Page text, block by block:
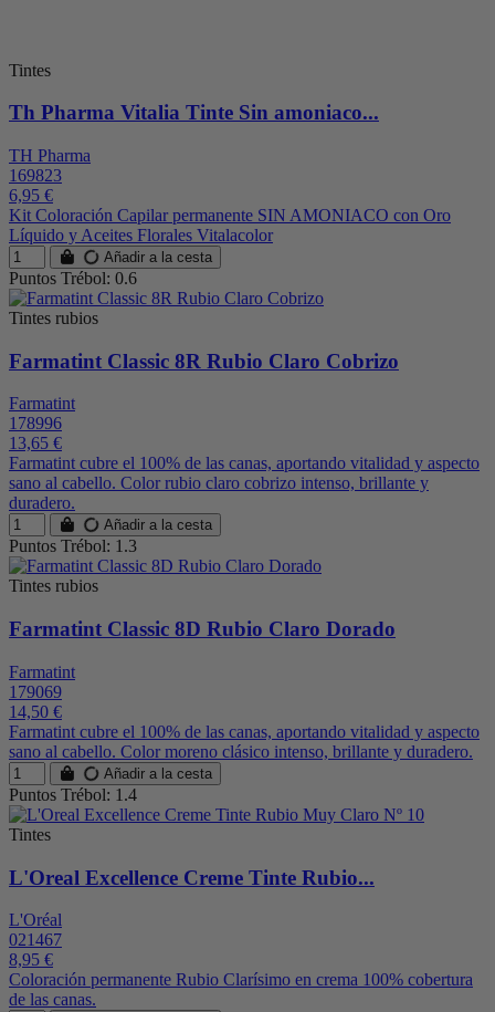
Tintes
Th Pharma Vitalia Tinte Sin amoniaco...
TH Pharma
169823
6,95 €
Kit Coloración Capilar permanente SIN AMONIACO con Oro
Líquido y Aceites Florales Vitalacolor
Añadir a la cesta
Puntos Trébol: 0.6
Tintes rubios
Farmatint Classic 8R Rubio Claro Cobrizo
Farmatint
178996
13,65 €
Farmatint cubre el 100% de las canas, aportando vitalidad y aspecto
sano al cabello. Color rubio claro cobrizo intenso, brillante y
duradero.
Añadir a la cesta
Puntos Trébol: 1.3
Tintes rubios
Farmatint Classic 8D Rubio Claro Dorado
Farmatint
179069
14,50 €
Farmatint cubre el 100% de las canas, aportando vitalidad y aspecto
sano al cabello. Color moreno clásico intenso, brillante y duradero.
Añadir a la cesta
Puntos Trébol: 1.4
Tintes
L'Oreal Excellence Creme Tinte Rubio...
L'Oréal
021467
8,95 €
Coloración permanente Rubio Clarísimo en crema 100% cobertura
de las canas.